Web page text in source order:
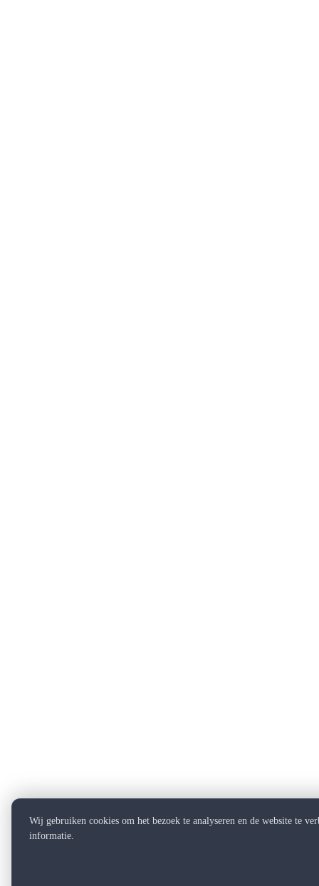
Wij gebruiken cookies om het bezoek te analyseren en de website te
informatie.